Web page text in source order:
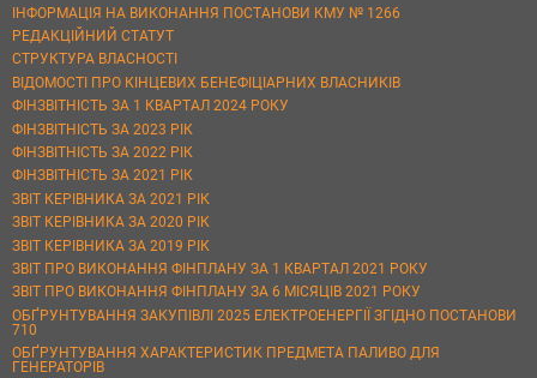
ІНФОРМАЦІЯ НА ВИКОНАННЯ ПОСТАНОВИ КМУ № 1266
РЕДАКЦІЙНИЙ СТАТУТ
СТРУКТУРА ВЛАСНОСТІ
ВІДОМОСТІ ПРО КІНЦЕВИХ БЕНЕФІЦІАРНИХ ВЛАСНИКІВ
ФІНЗВІТНІСТЬ ЗА 1 КВАРТАЛ 2024 РОКУ
ФІНЗВІТНІСТЬ ЗА 2023 РІК
ФІНЗВІТНІСТЬ ЗА 2022 РІК
ФІНЗВІТНІСТЬ ЗА 2021 РІК
ЗВІТ КЕРІВНИКА ЗА 2021 РІК
ЗВІТ КЕРІВНИКА ЗА 2020 РІК
ЗВІТ КЕРІВНИКА ЗА 2019 РІК
ЗВІТ ПРО ВИКОНАННЯ ФІНПЛАНУ ЗА 1 КВАРТАЛ 2021 РОКУ
ЗВІТ ПРО ВИКОНАННЯ ФІНПЛАНУ ЗА 6 МІСЯЦІВ 2021 РОКУ
ОБҐРУНТУВАННЯ ЗАКУПІВЛІ 2025 ЕЛЕКТРОЕНЕРГІЇ ЗГІДНО ПОСТАНОВИ
710
ОБҐРУНТУВАННЯ ХАРАКТЕРИСТИК ПРЕДМЕТА ПАЛИВО ДЛЯ
ГЕНЕРАТОРІВ